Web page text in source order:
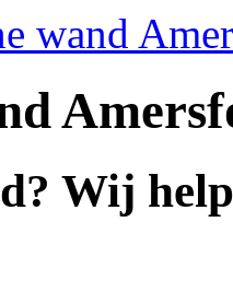
wand
Wij